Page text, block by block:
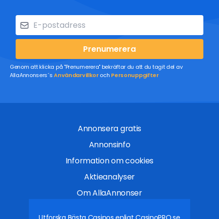
Prenumerera
Genom att klicka på "Prenumerera" bekräftar du att du tagit del av
AllaAnnonsers´sAnvändarvillkoroch Personuppgifter
Annonsera gratis
Annonsinfo
Information om cookies
Aktieanalyser
Om AllaAnnonser